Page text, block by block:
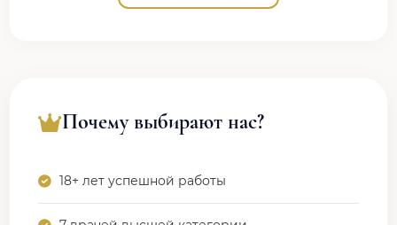
Почему выбирают нас?
18+ лет успешной работы